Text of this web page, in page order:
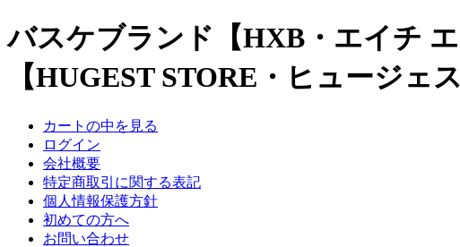
バスケブランド【HXB・エイチ
【HUGEST STORE・ヒュージェ
カートの中を見る
ログイン
会社概要
特定商取引に関する表記
個人情報保護方針
初めての方へ
お問い合わせ